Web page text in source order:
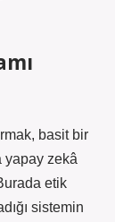
basit bir
yapay zekâ
etik
sistemin